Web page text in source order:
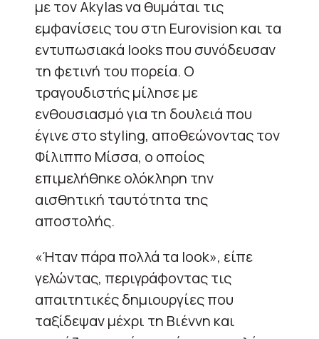
με τον Akylas να θυμάται τις
εμφανίσεις του στη Eurovision και τα
εντυπωσιακά looks που συνόδευσαν
τη φετινή του πορεία. Ο
τραγουδιστής μίλησε με
ενθουσιασμό για τη δουλειά που
έγινε στο styling, αποθεώνοντας τον
Φίλιππο Μίσσα, ο οποίος
επιμελήθηκε ολόκληρη την
αισθητική ταυτότητα της
αποστολής.
«Ήταν πάρα πολλά τα look», είπε
γελώντας, περιγράφοντας τις
απαιτητικές δημιουργίες που
ταξίδεψαν μέχρι τη Βιέννη και